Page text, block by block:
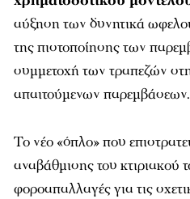
αύξηση των δυνητικά
της πιστοποίησης των
συμμετοχή των τραπεζών
απαιτούμενων παρεμβάσεων.
Το νέο «όπλο» που
αναβάθμισης του κτιριακού
φοροαπαλλαγές για τις